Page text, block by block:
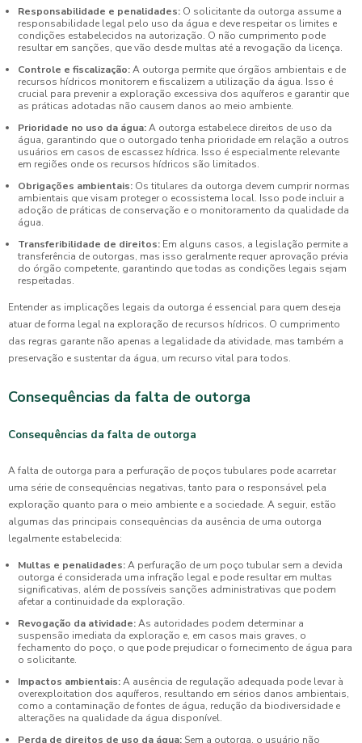
Responsabilidade e penalidades: O solicitante da outorga assume a
responsabilidade legal pelo uso da água e deve respeitar os limites e
condições estabelecidos na autorização. O não cumprimento pode
resultar em sanções, que vão desde multas até a revogação da licença.
Controle e fiscalização:A outorga permite que órgãos ambientais e de
recursos hídricos monitorem e fiscalizem a utilização da água. Isso é
crucial para prevenir a exploração excessiva dos aquíferos e garantir que
as práticas adotadas não causem danos ao meio ambiente.
Prioridade no uso da água:A outorga estabelece direitos de uso da
água, garantindo que o outorgado tenha prioridade em relação a outros
usuários em casos de escassez hídrica. Isso é especialmente relevante
em regiões onde os recursos hídricos são limitados.
Obrigações ambientais: Os titulares da outorga devem cumprir normas
ambientais que visam proteger o ecossistema local. Isso pode incluir a
adoção de práticas de conservação e o monitoramento da qualidade da
água.
Transferibilidade de direitos: Em alguns casos, a legislação permite a
transferência de outorgas, mas isso geralmente requer aprovação prévia
do órgão competente, garantindo que todas as condições legais sejam
respeitadas.
Entender as implicações legais da outorga é essencial para quem deseja
atuar de forma legal na exploração de recursos hídricos. O cumprimento
das regras garante não apenas a legalidade da atividade, mas também a
preservação e sustentar da água, um recurso vital para todos.
Consequências da falta de outorga
Consequências da falta de outorga
A falta de outorga para a perfuração de poços tubulares pode acarretar
uma série de consequências negativas, tanto para o responsável pela
exploração quanto para o meio ambiente e a sociedade. A seguir, estão
algumas das principais consequências da ausência de uma outorga
legalmente estabelecida:
Multas e penalidades:A perfuração de um poço tubular sem a devida
outorga é considerada uma infração legal e pode resultar em multas
significativas, além de possíveis sanções administrativas que podem
afetar a continuidade da exploração.
Revogação da atividade:As autoridades podem determinar a
suspensão imediata da exploração e, em casos mais graves, o
fechamento do poço, o que pode prejudicar o fornecimento de água para
o solicitante.
Impactos ambientais:A ausência de regulação adequada pode levar à
overexploitation dos aquíferos, resultando em sérios danos ambientais,
como a contaminação de fontes de água, redução da biodiversidade e
alterações na qualidade da água disponível.
Perda de direitos de uso da água: Sem a outorga, o usuário não